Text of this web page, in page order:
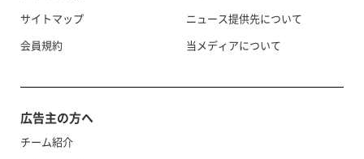
サイトマップ
会員規約
ニュース提供先について
当メディアについて
広告主の方へ
チーム紹介